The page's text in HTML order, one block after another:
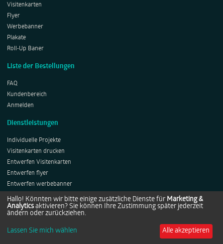
Visitenkarten
Flyer
Werbebanner
Plakate
Roll-Up Baner
Liste der Bestellungen
FAQ
Kundenbereich
Anmelden
Dienstleistungen
Individuelle Projekte
Visitenkarten drucken
Entwerfen Visitenkarten
Entwerfen flyer
Entwerfen werbebanner
Entwerfen Plakates
Entwerfen Roll-ups
Copyright © 2014-2026 by Netprints.de All rights reserved.
Hallo! Könnten wir bitte einige zusätzliche Dienste für Marketing &
Analytics aktivieren? Sie können Ihre Zustimmung später jederzeit
ändern oder zurückziehen.
Lassen Sie mich wählen Alle akzeptieren